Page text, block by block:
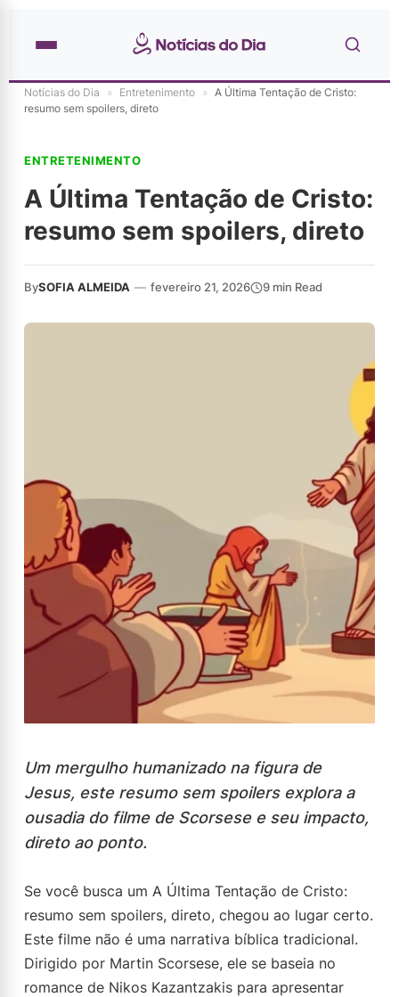
Notícias do Dia » Entretenimento » A Última Tentação de Cristo:
resumo sem spoilers, direto
ENTRETENIMENTO
A Última Tentação de Cristo:
resumo sem spoilers, direto
BySOFIA ALMEIDA — fevereiro 21, 2026 9 min Read
Um mergulho humanizado na figura de
Jesus, este resumo sem spoilers explora a
ousadia do filme de Scorsese e seu impacto,
direto ao ponto.
Se você busca um A Última Tentação de Cristo:
resumo sem spoilers, direto, chegou ao lugar certo.
Este filme não é uma narrativa bíblica tradicional.
Dirigido por Martin Scorsese, ele se baseia no
romance de Nikos Kazantzakis para apresentar